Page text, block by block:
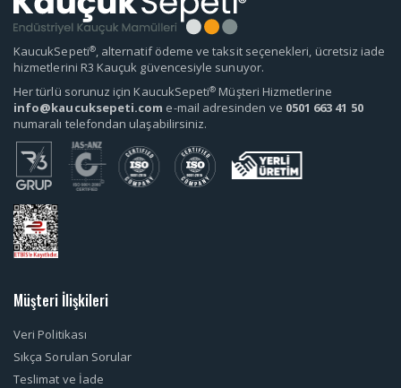
KaucukSepeti®, alternatif ödeme ve taksit seçenekleri, ücretsiz iade
hizmetlerini R3 Kauçuk güvencesiyle sunuyor.
Her türlü sorunuz için KaucukSepeti® Müşteri Hizmetlerine
info@kaucuksepeti.com e-mail adresinden ve 0501 663 41 50
numaralı telefondan ulaşabilirsiniz.
Müşteri İlişkileri
Veri Politikası
Sıkça Sorulan Sorular
Teslimat ve İade